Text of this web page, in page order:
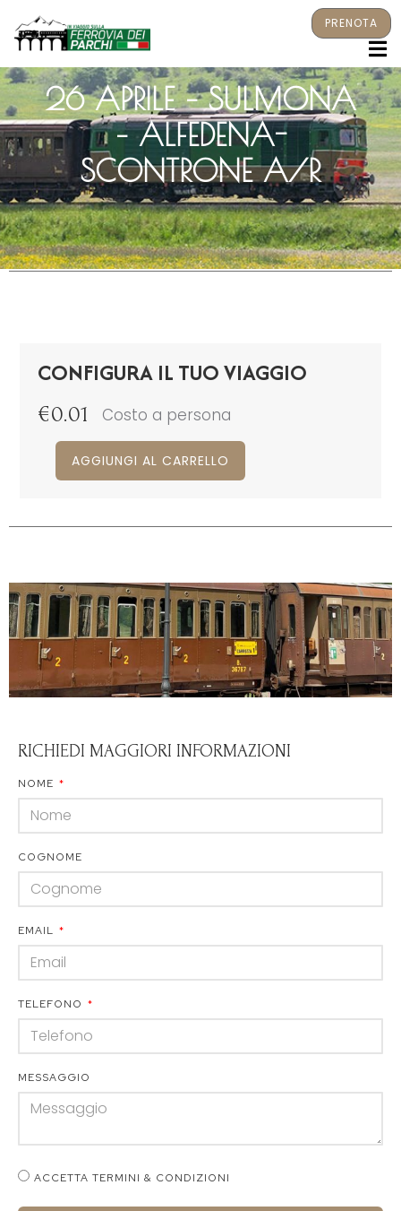
PRENOTA
26 APRILE – SULMONA
– ALFEDENA-
SCONTRONE A/R
CONFIGURA IL TUO VIAGGIO
€0.01 Costo a persona
AGGIUNGI AL CARRELLO
RICHIEDI MAGGIORI INFORMAZIONI
NOME
COGNOME
EMAIL
TELEFONO
MESSAGGIO
ACCETTA TERMINI & CONDIZIONI